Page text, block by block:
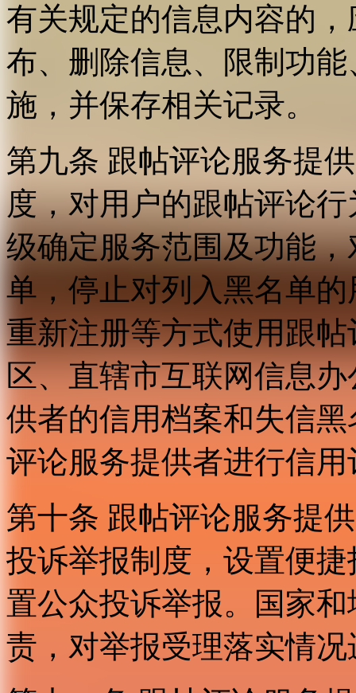
有关规定的信息内容的
布、删除信息、限制功
施，并保存相关记录。
第九条 跟帖评论服务提
度，对用户的跟帖评论
级确定服务范围及功能
单，停止对列入黑名单
重新注册等方式使用跟
区、直辖市互联网信息
供者的信用档案和失信
评论服务提供者进行信用
第十条 跟帖评论服务提
投诉举报制度，设置便
置公众投诉举报。国家
责，对举报受理落实情